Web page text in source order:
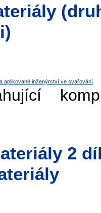
aplikované inženýrství ve svařování
2